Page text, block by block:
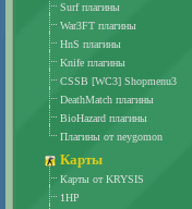
Surf плагины
War3FT плагины
HnS плагины
Knife плагины
CSSB [WC3] Shopmenu3
DeathMatch плагины
BioHazard плагины
Плагины от neygomon
Карты
Карты от KRYSIS
1HP